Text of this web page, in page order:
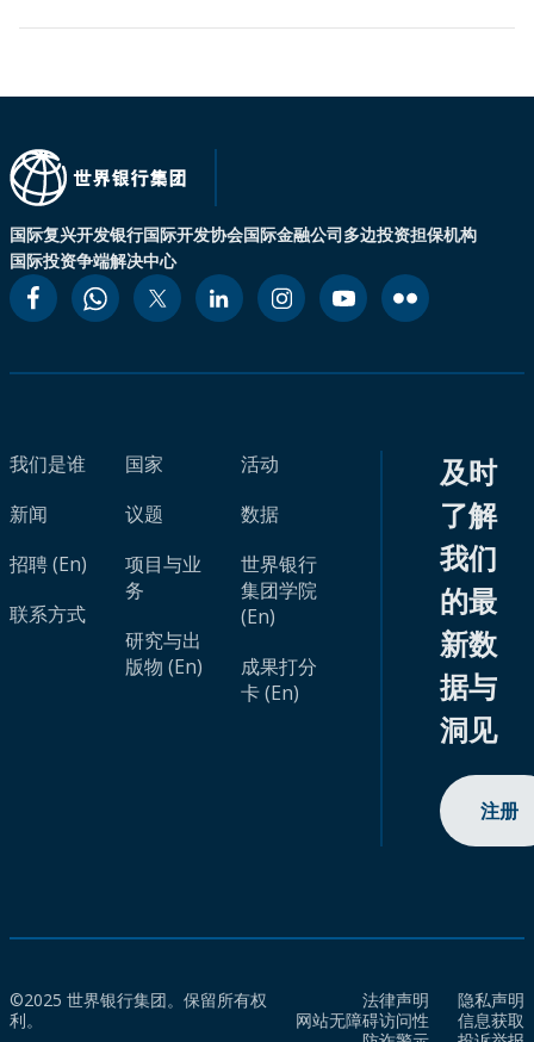
国际复兴开发银行国际开发协会国际金融公司多边投资担保机构
国际投资争端解决中心
我们是谁
新闻
招聘 (En)
联系方式
国家
议题
项目与业
务
研究与出
版物 (En)
活动
数据
世界银行
集团学院
(En)
成果打分
卡 (En)
及时
了解
我们
的最
新数
据与
洞见
注册
©2025 世界银行集团。保留所有权
利。
法律声明
隐私声明
网站无障碍访问性
信息获取